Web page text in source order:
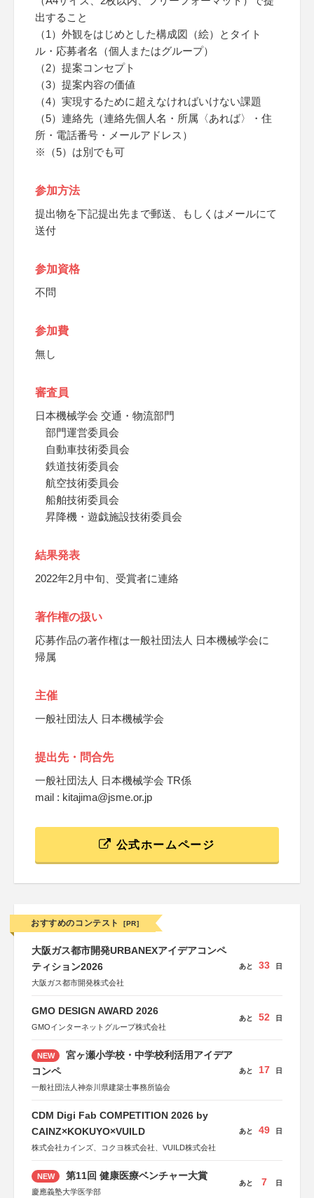
出すること
（1）外観をはじめとした構成図（絵）とタイト
ル・応募者名（個人またはグループ）
（2）提案コンセプト
（3）提案内容の価値
（4）実現するために超えなければいけない課題
（5）連絡先（連絡先個人名・所属〈あれば〉・住
所・電話番号・メールアドレス）
※（5）は別でも可
参加方法
提出物を下記提出先まで郵送、もしくはメールにて
送付
参加資格
不問
参加費
無し
審査員
日本機械学会 交通・物流部門
部門運営委員会
自動車技術委員会
鉄道技術委員会
航空技術委員会
船舶技術委員会
昇降機・遊戯施設技術委員会
結果発表
2022年2月中旬、受賞者に連絡
著作権の扱い
応募作品の著作権は一般社団法人 日本機械学会に
帰属
主催
一般社団法人 日本機械学会
提出先・問合先
一般社団法人 日本機械学会 TR係
mail : kitajima@jsme.or.jp
公式ホームページ
おすすめのコンテスト [PR]
大阪ガス都市開発URBANEXアイデアコンペ
ティション2026
大阪ガス都市開発株式会社
あと 33 日
GMO DESIGN AWARD 2026
GMOインターネットグループ株式会社
あと 52 日
NEW
宮ヶ瀬小学校・中学校利活用アイデア
コンペ
一般社団法人神奈川県建築士事務所協会
あと 17 日
CDM Digi Fab COMPETITION 2026 by
CAINZ×KOKUYO×VUILD
株式会社カインズ、コクヨ株式会社、VUILD株式会社
あと 49 日
NEW 第11回 健康医療ベンチャー大賞
慶應義塾大学医学部
あと 7 日